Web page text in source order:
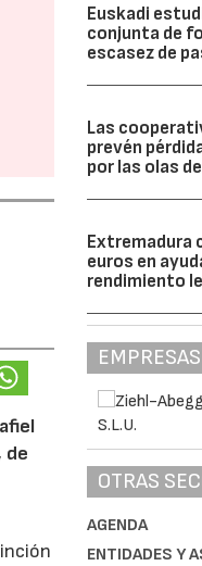
de
Euskadi
conjunta de
escasez de
Las
prevén
por las olas
Extremadura
euros en
rendimiento
OTRAS
AGENDA
ENTIDADES Y